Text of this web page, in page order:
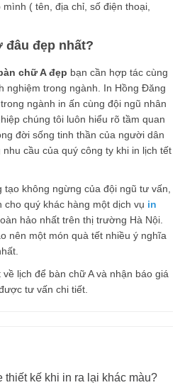
( tên, địa chỉ, số điện thoại,
đâu đẹp nhất?
chữ A đẹp bạn cần hợp tác cùng
nghiệm trong ngành. In Hồng Đăng
ngành in ấn cùng đội ngũ nhân
chúng tôi luôn hiểu rõ tầm quan
đời sống tinh thần của người dân
cầu của quý công ty khi in lịch tết
không ngừng của đội ngũ tư vấn,
quý khác hàng một dịch vụ in
hảo nhất trên thị trường Hà Nội.
nên một món quà tết nhiều ý nghĩa
lịch để bàn chữ A và nhận báo giá
tư vấn chi tiết.
thiết kế khi in ra lại khác màu?